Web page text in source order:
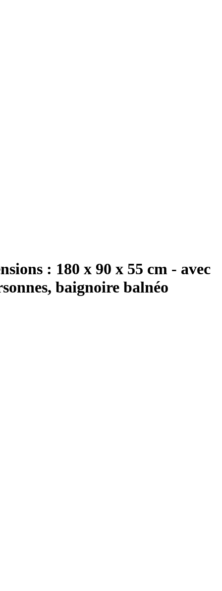
: 180 x 90 x 55 cm - avec
baignoire balnéo